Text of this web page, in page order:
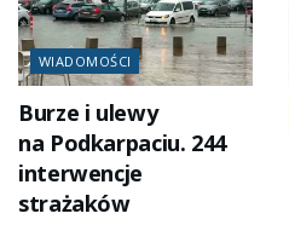
WIADOMOŚCI
Burze i ulewy
na Podkarpaciu. 244
interwencje
strażaków